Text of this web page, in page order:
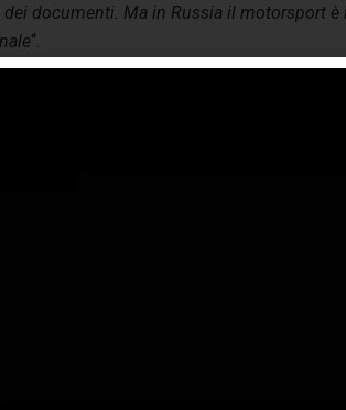
documenti. Ma in Russia il motorsport
“.